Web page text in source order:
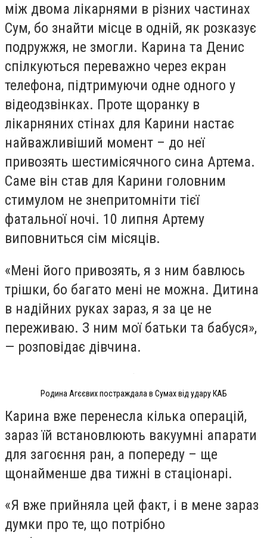
між двома лікарнями в різних частинах
Сум, бо знайти місце в одній, як розказує
подружжя, не змогли. Карина та Денис
спілкуються переважно через екран
телефона, підтримуючи одне одного у
відеодзвінках. Проте щоранку в
лікарняних стінах для Карини настає
найважливіший момент – до неї
привозять шестимісячного сина Артема.
Саме він став для Карини головним
стимулом не знепритомніти тієї
фатальної ночі. 10 липня Артему
виповниться сім місяців.
«Мені його привозять, я з ним бавлюсь
трішки, бо багато мені не можна. Дитина
в надійних руках зараз, я за це не
переживаю. З ним мої батьки та бабуся»,
— розповідає дівчина.
Родина Агєєвих постраждала в Сумах від удару КАБ
Карина вже перенесла кілька операцій,
зараз їй встановлюють вакуумні апарати
для загоєння ран, а попереду – ще
щонайменше два тижні в стаціонарі.
«Я вже прийняла цей факт, і в мене зараз
думки про те, що потрібно